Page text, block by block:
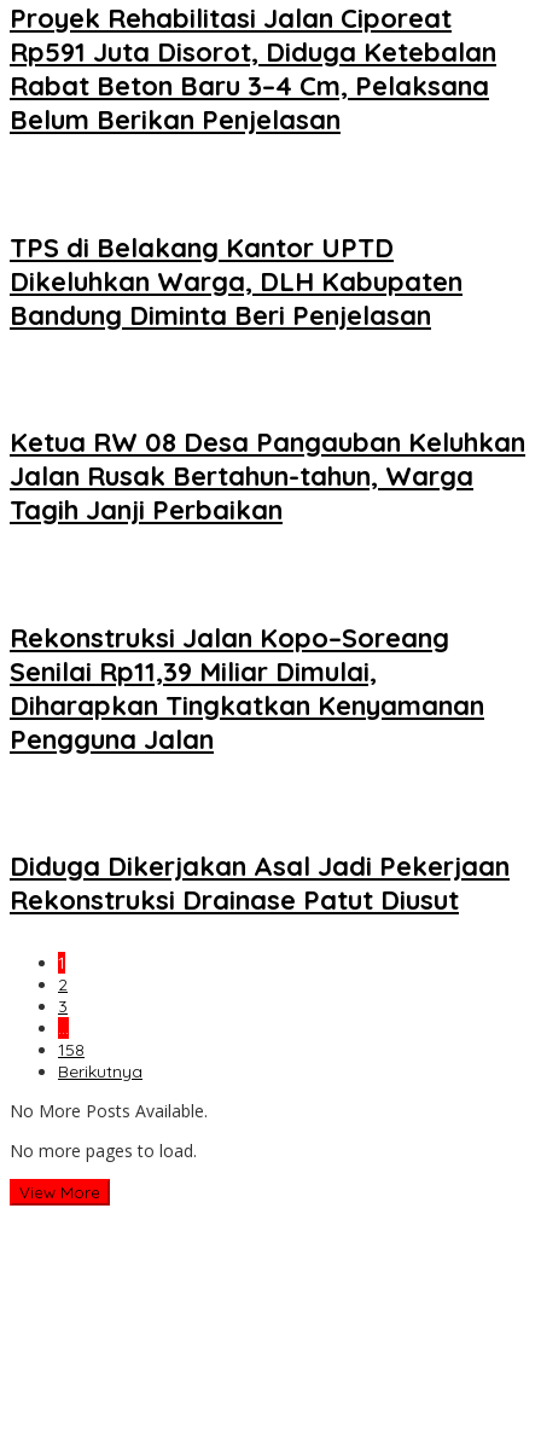
Proyek Rehabilitasi Jalan Ciporeat
Rp591 Juta Disorot, Diduga Ketebalan
Rabat Beton Baru 3–4 Cm, Pelaksana
Belum Berikan Penjelasan
TPS di Belakang Kantor UPTD
Dikeluhkan Warga, DLH Kabupaten
Bandung Diminta Beri Penjelasan
Ketua RW 08 Desa Pangauban Keluhkan
Jalan Rusak Bertahun-tahun, Warga
Tagih Janji Perbaikan
Rekonstruksi Jalan Kopo–Soreang
Senilai Rp11,39 Miliar Dimulai,
Diharapkan Tingkatkan Kenyamanan
Pengguna Jalan
Diduga Dikerjakan Asal Jadi Pekerjaan
Rekonstruksi Drainase Patut Diusut
1
2
3
…
158
Berikutnya
No More Posts Available.
No more pages to load.
View More